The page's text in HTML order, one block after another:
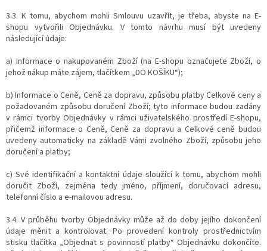
3.3. K tomu, abychom mohli Smlouvu uzavřít, je třeba, abyste na E-
shopu vytvořili Objednávku. V tomto návrhu musí být uvedeny
následující údaje:
a) Informace o nakupovaném Zboží (na E-shopu označujete Zboží, o
jehož nákup máte zájem, tlačítkem „DO KOŠÍKU“);
b) Informace o Ceně, Ceně za dopravu, způsobu platby Celkové ceny a
požadovaném způsobu doručení Zboží; tyto informace budou zadány
v rámci tvorby Objednávky v rámci uživatelského prostředí E-shopu,
přičemž informace o Ceně, Ceně za dopravu a Celkové ceně budou
uvedeny automaticky na základě Vámi zvolného Zboží, způsobu jeho
doručení a platby;
c) Své identifikační a kontaktní údaje sloužící k tomu, abychom mohli
doručit Zboží, zejména tedy jméno, příjmení, doručovací adresu,
telefonní číslo a e-mailovou adresu.
3.4. V průběhu tvorby Objednávky může až do doby jejího dokončení
údaje měnit a kontrolovat. Po provedení kontroly prostřednictvím
stisku tlačítka „Objednat s povinností platby“ Objednávku dokončíte.